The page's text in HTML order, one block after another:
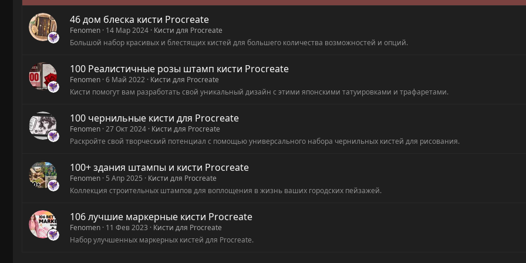
46 дом блеска кисти Procreate
Fenomen 14 Мар 2024 Кисти для Procreate
Большой набор красивых и блестящих кистей для большего количества возможностей и опций.
100 Реалистичные розы штамп кисти Procreate
Fenomen 6 Май 2022 Кисти для Procreate
Кисти помогут вам разработать свой уникальный дизайн с этими японскими татуировками и трафаретами.
100 чернильные кисти для Procreate
Fenomen 27 Окт 2024 Кисти для Procreate
Раскройте свой творческий потенциал с помощью универсального набора чернильных кистей для рисования.
100+ здания штампы и кисти Procreate
Fenomen 5 Апр 2025
Кисти для Procreate
Коллекция строительных штампов для воплощения в жизнь ваших городских пейзажей.
106 лучшие маркерные кисти Procreate
Fenomen 11 Фев 2023
Кисти для Procreate
Набор улучшенных маркерных кистей для Procreate.